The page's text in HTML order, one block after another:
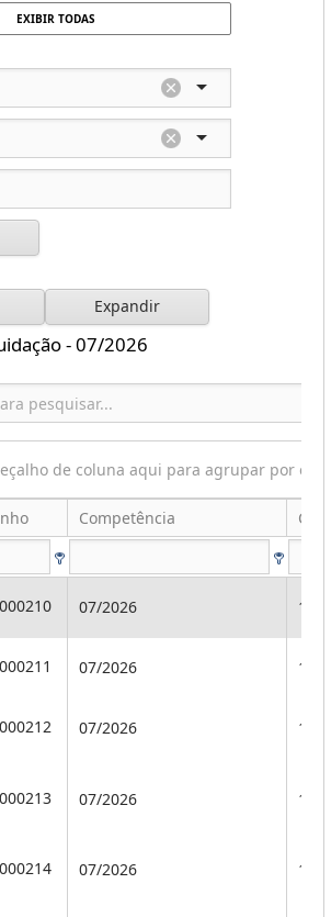
EXIBIR TODAS
Expandir
- 07/2026
de coluna aqui para agrupar por
Competência
07/2026
07/2026
07/2026
07/2026
07/2026